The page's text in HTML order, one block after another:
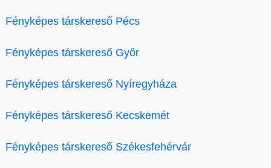
Fényképes társkereső Pécs
Fényképes társkereső Győr
Fényképes társkereső Nyíregyháza
Fényképes társkereső Kecskemét
Fényképes társkereső Székesfehérvár